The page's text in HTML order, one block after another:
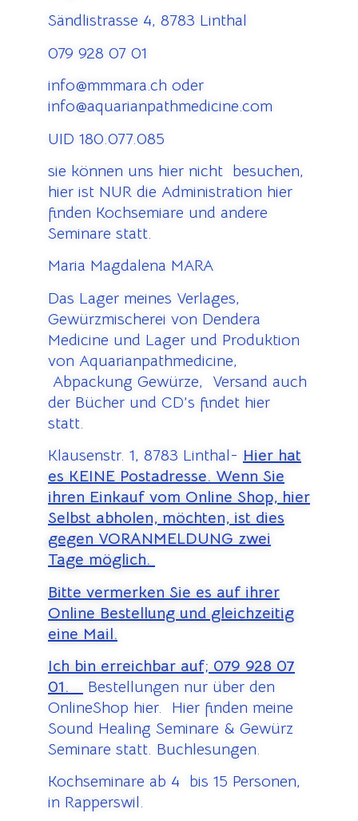
Sändlistrasse 4, 8783 Linthal
079 928 07 01
info@mmmara.ch oder
info@aquarianpathmedicine.com
UID 180.077.085
sie können uns hier nicht besuchen,
hier ist NUR die Administration hier
finden Kochsemiare und andere
Seminare statt.
Maria Magdalena MARA
Das Lager meines Verlages,
Gewürzmischerei von Dendera
Medicine und Lager und Produktion
von Aquarianpathmedicine,
Abpackung Gewürze, Versand auch
der Bücher und CD’s findet hier
statt.
Klausenstr. 1, 8783 Linthal- Hier hat
es KEINE Postadresse. Wenn Sie
ihren Einkauf vom Online Shop, hier
Selbst abholen, möchten, ist dies
gegen VORANMELDUNG zwei
Tage möglich.
Bitte vermerken Sie es auf ihrer
Online Bestellung und gleichzeitig
eine Mail.
Ich bin erreichbar auf; 079 928 07
01.
Bestellungen nur über den
OnlineShop hier. Hier finden meine
Sound Healing Seminare & Gewürz
Seminare statt. Buchlesungen.
Kochseminare ab 4 bis 15 Personen,
in Rapperswil.